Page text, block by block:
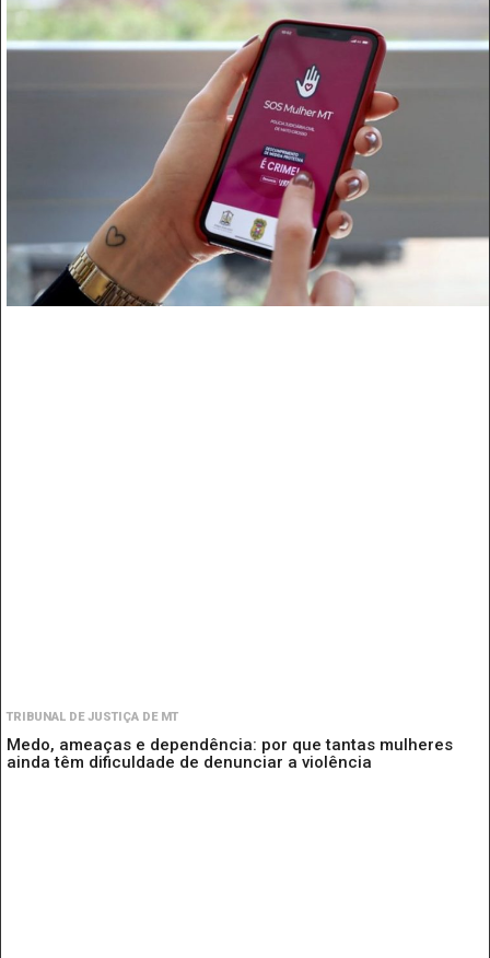
TRIBUNAL DE JUSTIÇA DE MT
Medo, ameaças e dependência: por que tantas mulheres
ainda têm dificuldade de denunciar a violência